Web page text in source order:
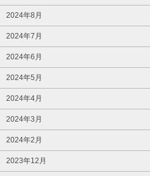
2024年8月
2024年7月
2024年6月
2024年5月
2024年4月
2024年3月
2024年2月
2023年12月